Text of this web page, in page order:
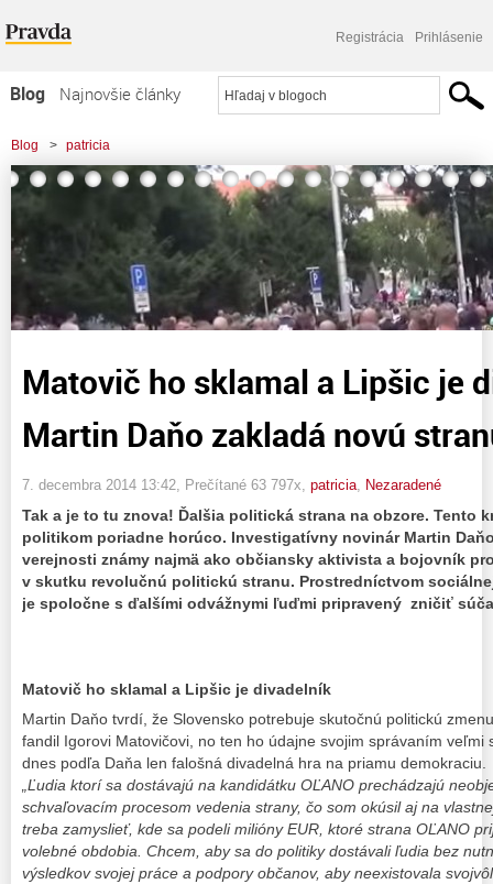
Registrácia Prihlásenie
Blog
Najnovšie články
Najčítanejšie články
Najkomentovanejšie články
Zoznam blogov
Komerčné blogy
Blog > patricia
> Matovič ho sklamal a Lipšic je divadelník! Martin Daňo zakladá novú stranu
Matovič ho sklamal a Lipšic je
Martin Daňo zakladá novú
7. decembra 2014 13:42 , Prečítané 63 797x, patricia Nezaradené
Tak a je to tu znova! Ďalšia politická strana na obzore. Tento
politikom poriadne horúco. Investigatívny novinár Martin
verejnosti známy najmä ako občiansky aktivista a bojovník
v skutku revolučnú politickú stranu. Prostredníctvom
je spoločne s ďalšími odvážnymi ľuďmi pripravený zničiť
Matovič ho sklamal a Lipšic je divadelník
Martin Daňo tvrdí, že Slovensko potrebuje skutočnú politickú
fandil Igorovi Matovičovi, no ten ho údajne svojim správaním veľmi
dnes podľa Daňa len falošná divadelná hra na priamu demokraciu.
„Ľudia ktorí sa dostávajú na kandidátku OĽANO prechádzajú
schvaľovacím procesom vedenia strany, čo som okúsil aj na
treba zamyslieť, kde sa podeli milióny EUR, ktoré strana OĽANO
volebné obdobia. Chcem, aby sa do politiky dostávali ľudia bez
výsledkov svojej práce a podpory občanov, aby neexistovala